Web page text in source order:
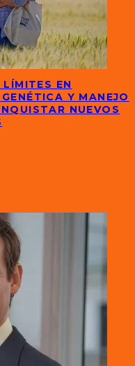
EN
Y MANEJO
NUEVOS